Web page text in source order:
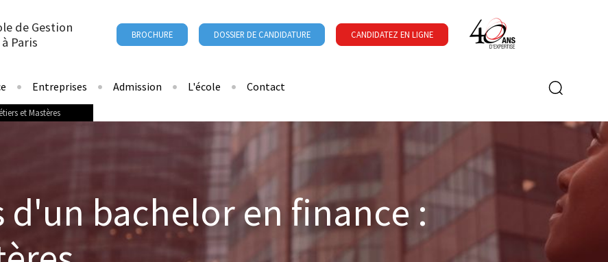
d'un bachelor en finance :
de Gestion
Paris
BROCHURE DOSSIER DE CANDIDATURE CANDIDATEZ EN LIGNE
Entreprises Admission L'école Contact
Formulaire de recherche
et Mastères